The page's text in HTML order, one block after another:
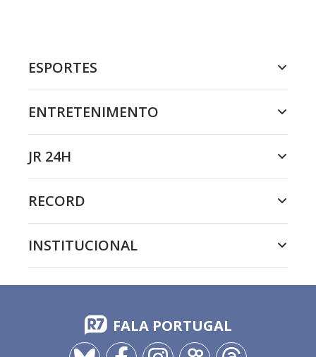
ESPORTES
ENTRETENIMENTO
JR 24H
RECORD
INSTITUCIONAL
FALA PORTUGAL